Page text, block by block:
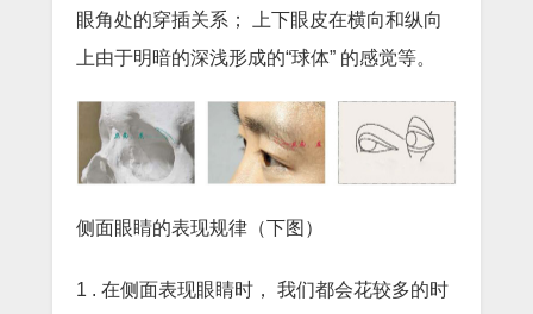
眼角处的穿插关系； 上下眼皮在横向和纵向
上由于明暗的深浅形成的“球体” 的感觉等。
侧面眼睛的表现规律（下图）
1 . 在侧面表现眼睛时， 我们都会花较多的时